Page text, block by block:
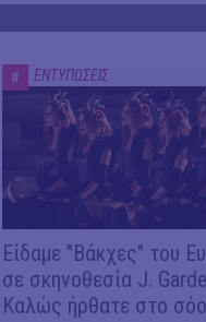
# ΕΝΤΥΠΩΣΕΙΣ
Είδαμε "Βάκχες" του
σε σκηνοθεσία J.
Καλώς ήρθατε στο